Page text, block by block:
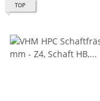
TOP